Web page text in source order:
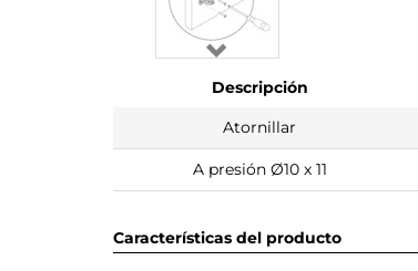
Descripción
Atornillar
A presión Ø10 x 11
Características del producto